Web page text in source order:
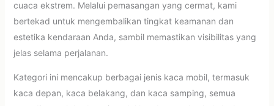
cuaca ekstrem. Melalui pemasangan yang cermat, kami
bertekad untuk mengembalikan tingkat keamanan dan
estetika kendaraan Anda, sambil memastikan visibilitas yang
jelas selama perjalanan.
Kategori ini mencakup berbagai jenis kaca mobil, termasuk
kaca depan, kaca belakang, dan kaca samping, semua